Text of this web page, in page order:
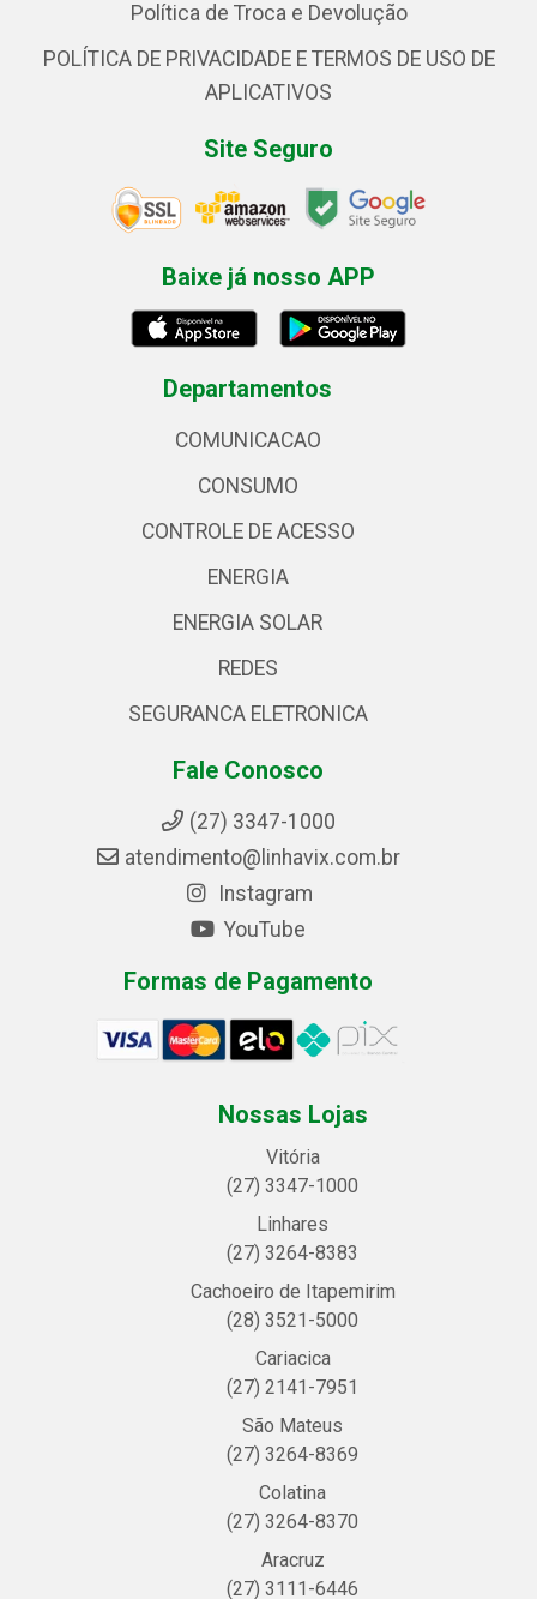
Política de Troca e Devolução
POLÍTICA DE PRIVACIDADE E TERMOS DE USO DE
APLICATIVOS
Site Seguro
Baixe já nosso APP
Departamentos
COMUNICACAO
CONSUMO
CONTROLE DE ACESSO
ENERGIA
ENERGIA SOLAR
REDES
SEGURANCA ELETRONICA
Fale Conosco
(27) 3347-1000
atendimento@linhavix.com.br
Instagram
YouTube
Formas de Pagamento
Nossas Lojas
Vitória
(27) 3347-1000
Linhares
(27) 3264-8383
Cachoeiro de Itapemirim
(28) 3521-5000
Cariacica
(27) 2141-7951
São Mateus
(27) 3264-8369
Colatina
(27) 3264-8370
Aracruz
(27) 3111-6446